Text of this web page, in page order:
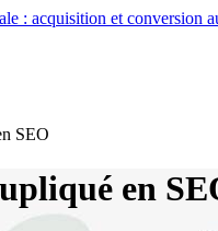
: acquisition et conversion
SEO
en